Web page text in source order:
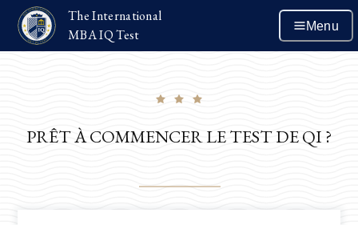
The International
MBA IQ Test
Menu
PRÊT À COMMENCER LE TEST DE QI ?